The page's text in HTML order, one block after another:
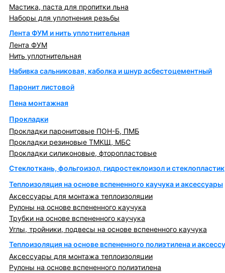
Мастика, паста для пропитки льна
Наборы для уплотнения резьбы
Лента ФУМ и нить уплотнительная
Лента ФУМ
Нить уплотнительная
Набивка сальниковая, каболка и шнур асбестоцементный
Паронит листовой
Пена монтажная
Прокладки
Прокладки паронитовые ПОН-Б, ПМБ
Прокладки резиновые ТМКЩ, МБС
Прокладки силиконовые, фторопластовые
Стеклоткань, фольгоизол, гидростеклоизол и стеклопластик
Теплоизоляция на основе вспененного каучука и аксессуары
Аксессуары для монтажа теплоизоляции
Рулоны на основе вспененного каучука
Трубки на основе вспененного каучука
Углы, тройники, подвесы на основе вспененного каучука
Теплоизоляция на основе вспененного полиэтилена и
Аксессуары для монтажа теплоизоляции
Рулоны на основе вспененного полиэтилена